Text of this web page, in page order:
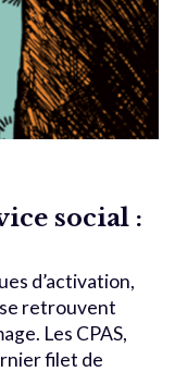
social :
d’activation,
retrouvent
Les CPAS,
filet de